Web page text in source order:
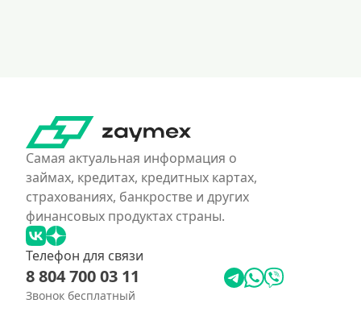
Самая актуальная информация о
займах, кредитах, кредитных картах,
страхованиях, банкростве и других
финансовых продуктах страны.
Телефон для связи
8 804 700 03 11
Звонок бесплатный